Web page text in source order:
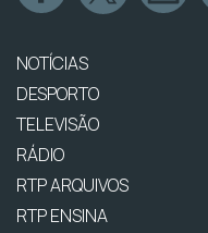
NOTÍCIAS
DESPORTO
TELEVISÃO
RÁDIO
RTP ARQUIVOS
RTP ENSINA